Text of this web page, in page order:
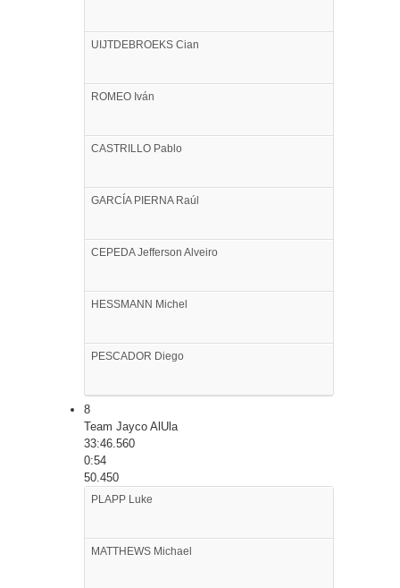
UIJTDEBROEKS Cian
ROMEO Iván
CASTRILLO Pablo
GARCÍA PIERNARaúl
CEPEDAJefferson Alveiro
HESSMANN Michel
PESCADOR Diego
8
Team Jayco AlUla
33:46.560
0:54
50.450
PLAPP Luke
MATTHEWS Michael